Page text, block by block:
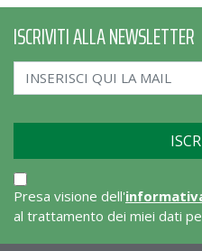
ISCRIVITI ALLA NEWSLETTER
Presa visione dell'
al trattamento dei miei dati